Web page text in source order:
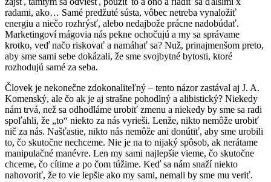
radami, ako… Samé predžuté sústa, vôbec netreba vynaložiť
energiu a niečo rozhrýsť, alebo nedajbože prácne nadobúdať.
Marketingoví mágovia nás pekne ochočujú a my sa správame
krotko, veď načo riskovať a namáhať sa? Nuž, prinajmenšom preto,
aby sme sami sebe dokázali, že sme svojbytné bytosti, ktoré
rozhodujú samé za seba.
Človek je nekonečne zdokonaliteľný – tento názor zastával aj J. A.
Komenský, ale čo ak je aj strašne pohodlný a alibistický? Niekedy
nám trvá, než sa odhodláme urobiť zmenu a niekedy by sme sa radi
spoľahli, že „to“ niekto za nás vyrieši. Lenže, nikto nemôže urobiť
nič za nás. Našťastie, nikto nás nemôže ani donútiť, aby sme urobili
to, čo skutočne nechceme. Nie je na to nijaký spôsob, ak nerátame
manipulačné manévre. Len my sami najlepšie vieme, čo skutočne
chceme, čo cítime a po čom túžime. Keď sa nám snaží niekto
nahovoriť, že to vie lepšie ako my sami, nemali by sme mu veriť.